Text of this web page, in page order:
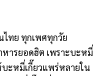
ทย ทุกเพศทุกวัย
หารยอดฮิต เพราะบะหมี่
ะหมี่เกี๊ยวแพร่หลายใน